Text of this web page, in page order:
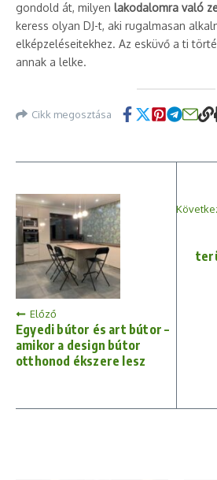
gondold át, milyen lakodalomra való
keress olyan DJ-t, aki rugalmasan
elképzeléseitekhez. Az esküvő a ti
annak a lelke.
Cikk megosztása
Előző
Egyedi bútor és art bútor –
amikor a design bútor
otthonod ékszere lesz